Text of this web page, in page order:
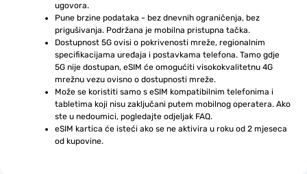
ugovora.
Pune brzine podataka - bez dnevnih ograničenja, bez
prigušivanja. Podržana je mobilna pristupna tačka.
Dostupnost 5G ovisi o pokrivenosti mreže, regionalnim
specifikacijama uređaja i postavkama telefona. Tamo gdje
5G nije dostupan, eSIM će omogućiti visokokvalitetnu 4G
mrežnu vezu ovisno o dostupnosti mreže.
Može se koristiti samo s eSIM kompatibilnim telefonima i
tabletima koji nisu zaključani putem mobilnog operatera. Ako
ste u nedoumici, pogledajte odjeljak FAQ.
eSIM kartica će isteći ako se ne aktivira u roku od 2 mjeseca
od kupovine.